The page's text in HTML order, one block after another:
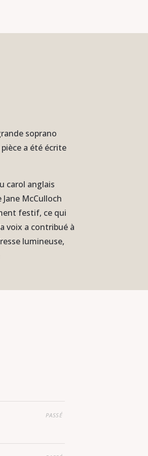
soprano
a été écrite
carol anglais
McCulloch
festif, ce qui
voix a contribué à
lumineuse,
PASSÉ